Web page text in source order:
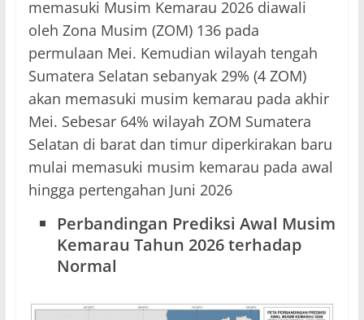
memasuki Musim Kemarau 2026 diawali
oleh Zona Musim (ZOM) 136 pada
permulaan Mei. Kemudian wilayah tengah
Sumatera Selatan sebanyak 29% (4 ZOM)
akan memasuki musim kemarau pada akhir
Mei. Sebesar 64% wilayah ZOM Sumatera
Selatan di barat dan timur diperkirakan baru
mulai memasuki musim kemarau pada awal
hingga pertengahan Juni 2026
Perbandingan Prediksi Awal Musim
Kemarau Tahun 2026terhadap
Normal